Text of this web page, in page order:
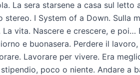
La sera starsene a casa sul
stereo. I System of a Down. Sulla
vita. Nascere e crescere, e poi…
e buonasera. Perdere il
Lavorare per vivere. Era
poco o niente. Andare a